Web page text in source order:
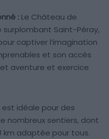
: Le Château de
Saint-Péray,
captiver l’imagination
et son accès
aventure et exercice
est idéale pour des
nombreux sentiers, dont
adaptée pour tous.